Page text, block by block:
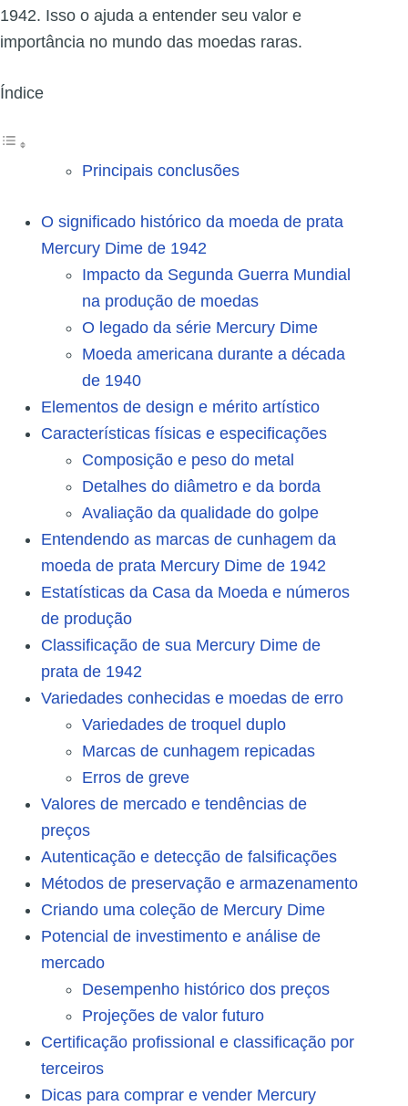
1942. Isso o ajuda a entender seu valor e
importância no mundo das moedas raras.
Índice
Principais conclusões
O significado histórico da moeda de prata
Mercury Dime de 1942
Impacto da Segunda Guerra Mundial
na produção de moedas
O legado da série Mercury Dime
Moeda americana durante a década
de 1940
Elementos de design e mérito artístico
Características físicas e especificações
Composição e peso do metal
Detalhes do diâmetro e da borda
Avaliação da qualidade do golpe
Entendendo as marcas de cunhagem da
moeda de prata Mercury Dime de 1942
Estatísticas da Casa da Moeda e números
de produção
Classificação de sua Mercury Dime de
prata de 1942
Variedades conhecidas e moedas de erro
Variedades de troquel duplo
Marcas de cunhagem repicadas
Erros de greve
Valores de mercado e tendências de
preços
Autenticação e detecção de falsificações
Métodos de preservação e armazenamento
Criando uma coleção de Mercury Dime
Potencial de investimento e análise de
mercado
Desempenho histórico dos preços
Projeções de valor futuro
Certificação profissional e classificação por
terceiros
Dicas para comprar e vender Mercury